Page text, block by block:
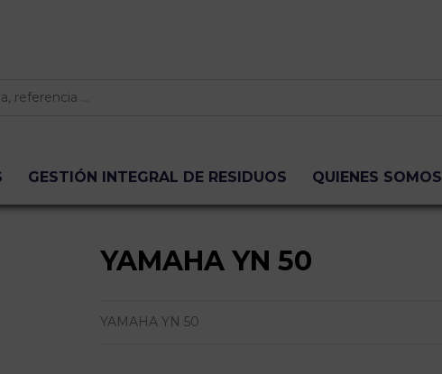
GESTIÓN INTEGRAL DE RESIDUOS QUIENES SOMOS
YAMAHA YN 50
YAMAHA YN 50